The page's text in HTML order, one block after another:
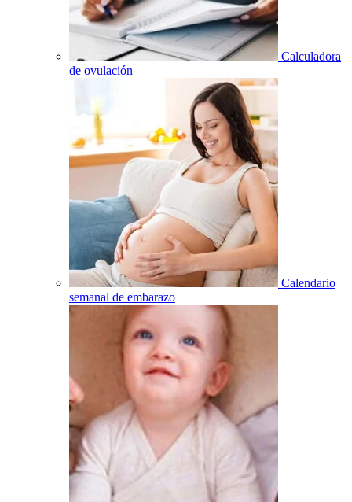
Calculadora
de ovulación
Calendario
semanal de embarazo